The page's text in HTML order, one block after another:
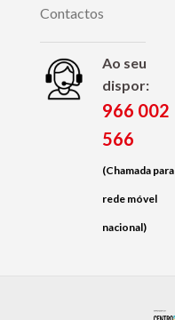
Contactos
Ao seu
dispor:
966 002
566
(Chamada para
rede móvel
nacional)